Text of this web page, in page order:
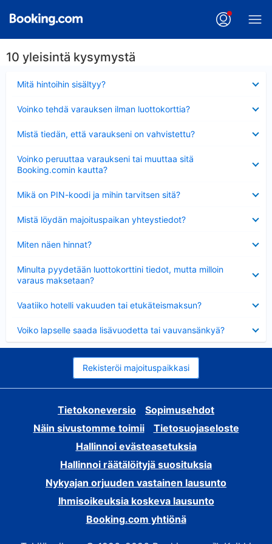
10 yleisintä kysymystä
Mitä hintoihin sisältyy?
Voinko tehdä varauksen ilman luottokorttia?
Mistä tiedän, että varaukseni on vahvistettu?
Voinko peruuttaa varaukseni tai muuttaa sitä
Booking.comin kautta?
Mikä on PIN-koodi ja mihin tarvitsen sitä?
Mistä löydän majoituspaikan yhteystiedot?
Miten näen hinnat?
Minulta pyydetään luottokorttini tiedot, mutta milloin
varaus maksetaan?
Vaatiiko hotelli vakuuden tai etukäteismaksun?
Voiko lapselle saada lisävuodetta tai vauvansänkyä?
Rekisteröi majoituspaikkasi
Tietokoneversio
Sopimusehdot
Näin sivustomme toimii
Tietosuojaseloste
Hallinnoi evästeasetuksia
Hallinnoi räätälöityjä suosituksia
Nykyajan orjuuden vastainen lausunto
Ihmisoikeuksia koskeva lausunto
Booking.com yhtiönä